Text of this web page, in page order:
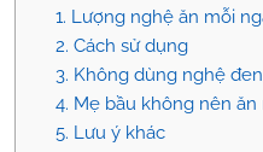
1. Lượng nghệ ăn mỗi
2. Cách sử dụng
3. Không dùng nghệ đen
4. Mẹ bầu không nên ăn
5. Lưu ý khác